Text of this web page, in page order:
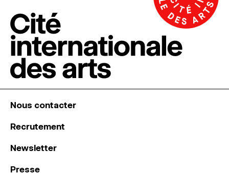
Nous contacter
Recrutement
Newsletter
Presse